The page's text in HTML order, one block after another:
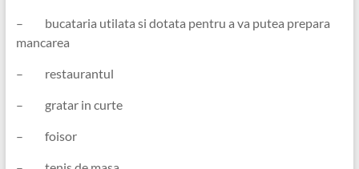
– bucataria utilata si dotata pentru a va putea prepara
mancarea
– restaurantul
– gratar in curte
– foisor